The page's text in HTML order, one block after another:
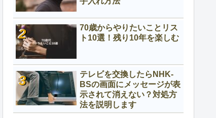
70歳からやりたいことリス
ト10選！残り10年を楽しむ
テレビを交換したらNHK-
BSの画面にメッセージが表
示されて消えない？対処方
法を説明します